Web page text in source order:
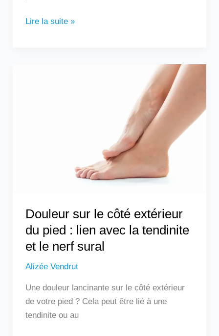
Lire la suite »
Douleur sur le côté extérieur
du pied : lien avec la tendinite
et le nerf sural
Alizée Vendrut
Une douleur lancinante sur le côté extérieur
de votre pied ? Cela peut être lié à une
tendinite ou au
la
tendinite
et
le
nerf